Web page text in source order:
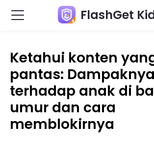
FlashGet
Ketahui konten
pantas: Dampaknya
terhadap anak di
umur dan cara
memblokirnya